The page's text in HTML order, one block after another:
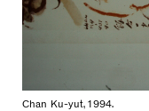
Chan Ku-yut, 1994.